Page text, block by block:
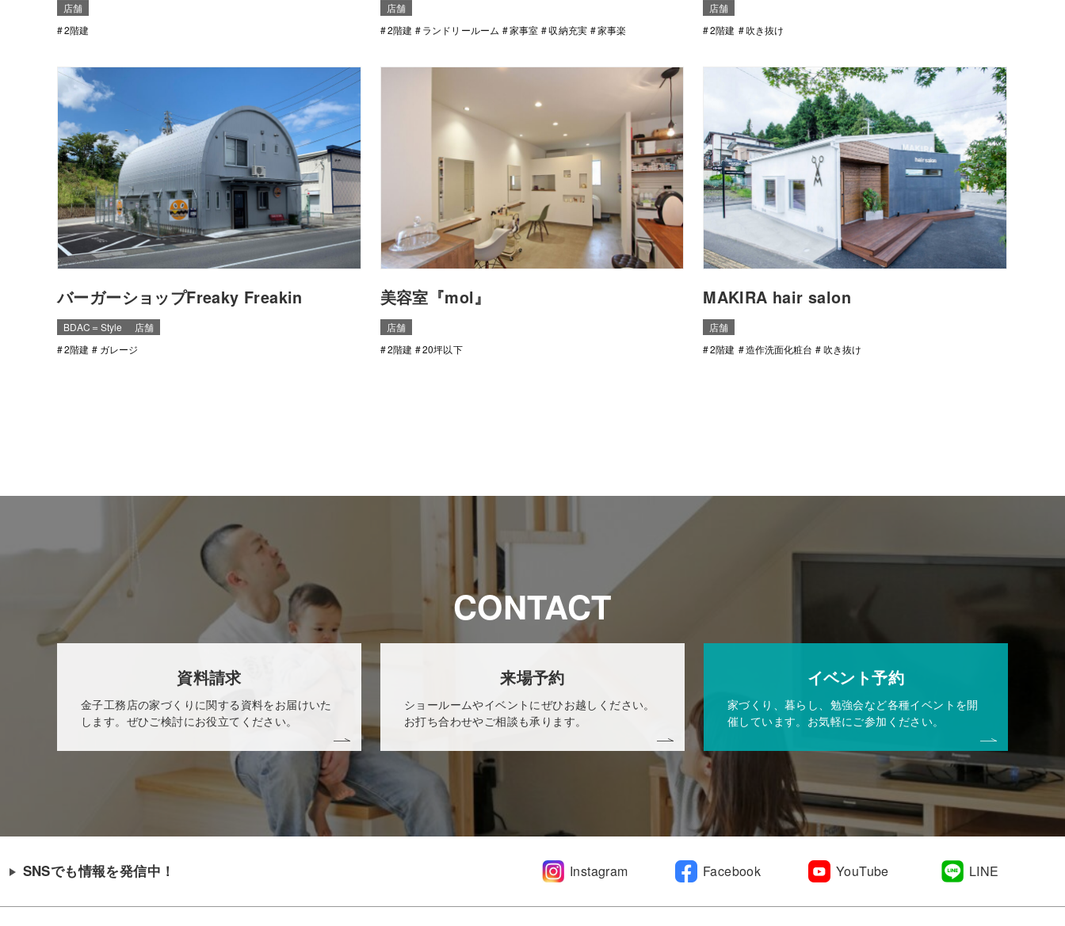
店舗
2階建
店舗
2階建
ランドリールーム 家事室 収納充実 家事楽
店舗
2階建
吹き抜け
バーガーショップFreaky Freakin
BDAC＝Style
店舗
2階建
ガレージ
美容室『mol』
店舗
2階建
20坪以下
MAKIRA hair salon
店舗
2階建
造作洗面化粧台 吹き抜け
CONTACT
資料請求
金子工務店の家づくりに関する資料をお届けいた
します。ぜひご検討にお役立てください。
来場予約
ショールームやイベントにぜひお越しください。
お打ち合わせやご相談も承ります。
イベント予約
家づくり、暮らし、勉強会など各種イベントを開
催しています。お気軽にご参加ください。
SNSでも情報を発信中！ Instagram Facebook YouTube LINE